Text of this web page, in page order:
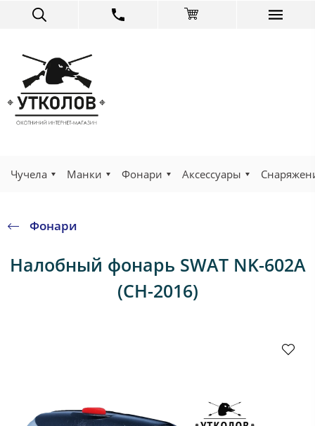
Чучела Манки Фонари Аксессуары
Фонари
Налобный фонарь SWAT NK-602A
(CH-2016)